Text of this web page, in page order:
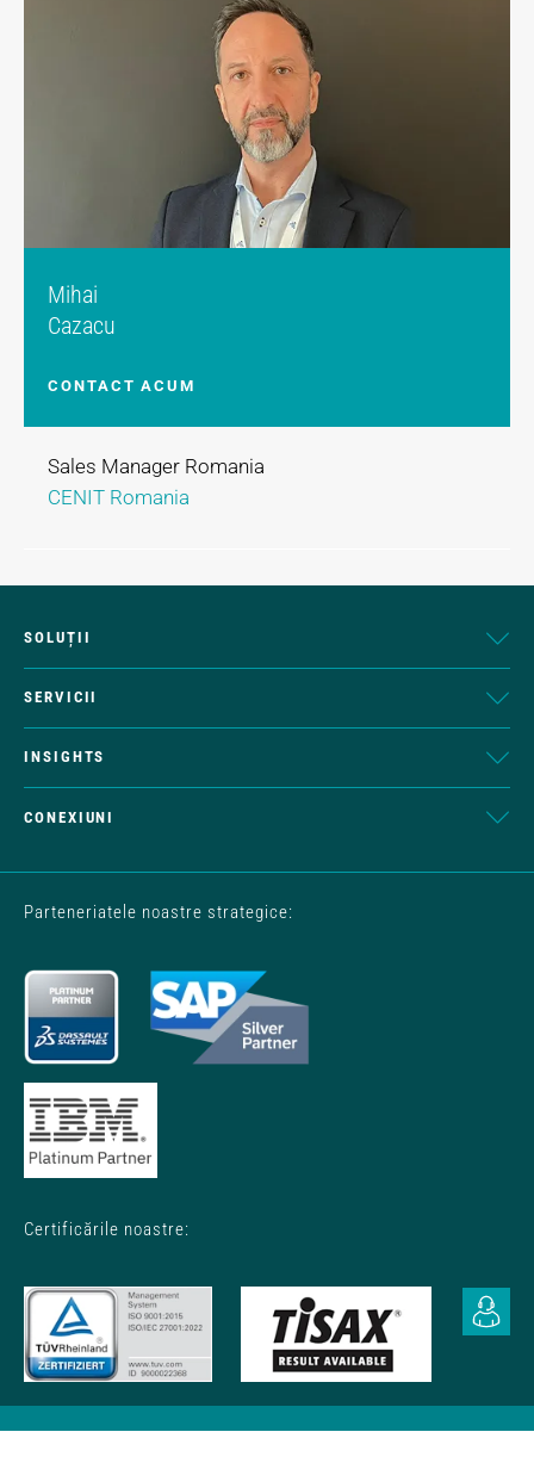
Mihai
Cazacu
CONTACT ACUM
Sales Manager Romania
CENIT Romania
SOLUȚII
SERVICII
INSIGHTS
CONEXIUNI
Parteneriatele noastre strategice:
Certificările noastre: